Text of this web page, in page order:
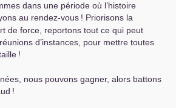
dans une période où l’histoire
au rendez-vous ! Priorisons la
de force, reportons tout ce qui peut
d’instances, pour mettre toutes
!
nous pouvons gagner, alors battons
!